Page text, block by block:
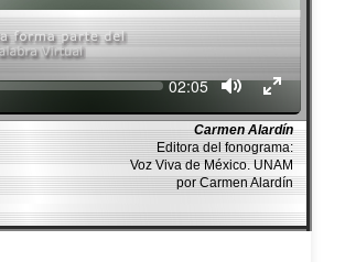
Seek Current
02:05
Carmen Alardín
Editora del fonograma:
Voz Viva de México. UNAM
por Carmen Alardín